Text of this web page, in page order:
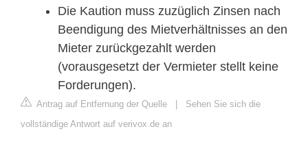
Die Kaution muss zuzüglich Zinsen nach
Beendigung des Mietverhältnisses an den
Mieter zurückgezahlt werden
(vorausgesetzt der Vermieter stellt keine
Forderungen).
Antrag auf Entfernung der Quelle | Sehen Sie sich die
vollständige Antwort auf verivox.de an